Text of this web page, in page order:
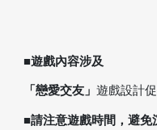
■遊戲內容涉及
「戀愛交友」遊戲設計
■請注意遊戲時間，避